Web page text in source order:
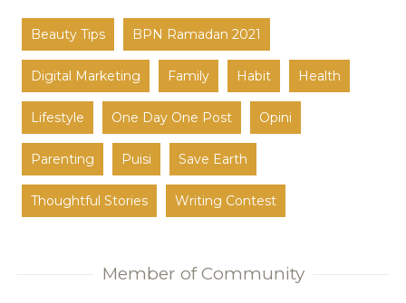
Beauty Tips BPN Ramadan 2021
Digital Marketing Family Habit Health
Lifestyle One Day One Post Opini
Parenting Puisi Save Earth
Thoughtful Stories Writing Contest
Member of Community